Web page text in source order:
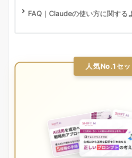
FAQ｜Claudeの使い方に関する
人気No.1セッ